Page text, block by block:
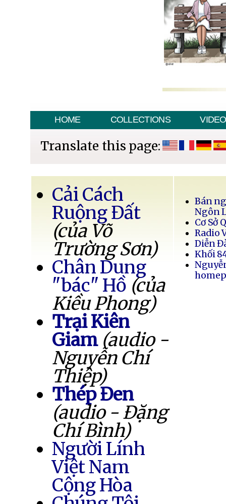
HOME COLLECTIONS VIDEO
Translate this page:
Cải Cách
Ruộng Đất
(của Võ
Trường Sơn)
Chân Dung
"bác" Hồ (của
Kiều Phong)
Trại Kiên
Giam (audio -
Nguyễn Chí
Thiệp)
Thép Đen
(audio - Đặng
Chí Bình)
Người Lính
Việt Nam
Cộng Hòa
Bán
Ngôn
Cơ Sở
Radio
Diễn
Khối